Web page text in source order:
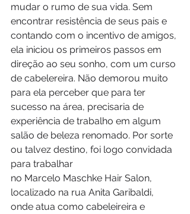
mudar o rumo de sua vida. Sem
encontrar resistência de seus pais e
contando com o incentivo de amigos,
ela iniciou os primeiros passos em
direção ao seu sonho, com um curso
de cabelereira. Não demorou muito
para ela perceber que para ter
sucesso na área, precisaria de
experiência de trabalho em algum
salão de beleza renomado. Por sorte
ou talvez destino, foi logo convidada
para trabalhar
no Marcelo Maschke Hair Salon,
localizado na rua Anita Garibaldi,
onde atua como cabeleireira e